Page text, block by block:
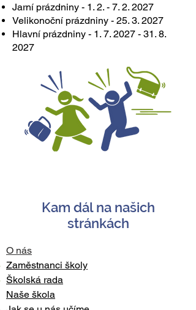
Jarní prázdniny - 1. 2. - 7. 2. 2027
Velikonoční prázdniny - 25. 3. 2027
Hlavní prázdniny - 1. 7. 2027 - 31. 8.
2027
Kam dál na našich
stránkách
O nás
Zaměstnanci školy
Školská rada
Naše škola